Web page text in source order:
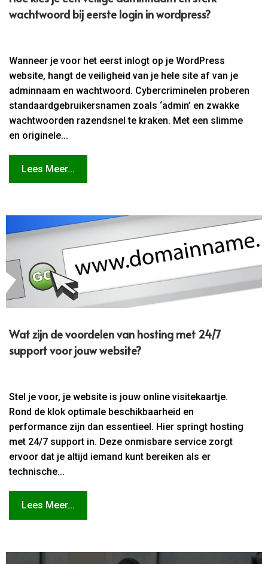
wachtwoord bij eerste login in wordpress?
Wanneer je voor het eerst inlogt op je WordPress
website, hangt de veiligheid van je hele site af van je
adminnaam en wachtwoord. Cybercriminelen proberen
standaardgebruikersnamen zoals ‘admin’ en zwakke
wachtwoorden razendsnel te kraken. Met een slimme
en originele...
Lees Meer...
Wat zijn de voordelen van hosting met 24/7
support voor jouw website?
Stel je voor, je website is jouw online visitekaartje.
Rond de klok optimale beschikbaarheid en
performance zijn dan essentieel. Hier springt hosting
met 24/7 support in. Deze onmisbare service zorgt
ervoor dat je altijd iemand kunt bereiken als er
technische...
Lees Meer...